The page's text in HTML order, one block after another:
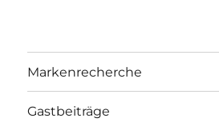
Markenrecherche
Gastbeiträge